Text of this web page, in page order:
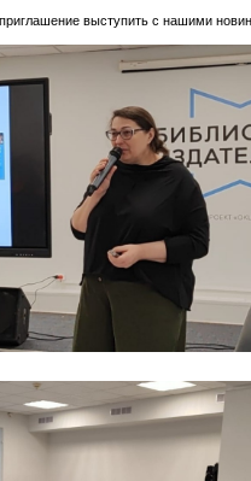
выступить с нашими